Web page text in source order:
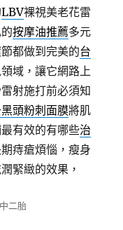
LBV裸視美老花雷
按摩油推薦多元
都做到完美的台
域，讓它網路上
射施打前必須知
頭粉刺面膜將肌
有效的有哪些治
痔瘡煩惱，瘦身
緊緻的效果，
二胎